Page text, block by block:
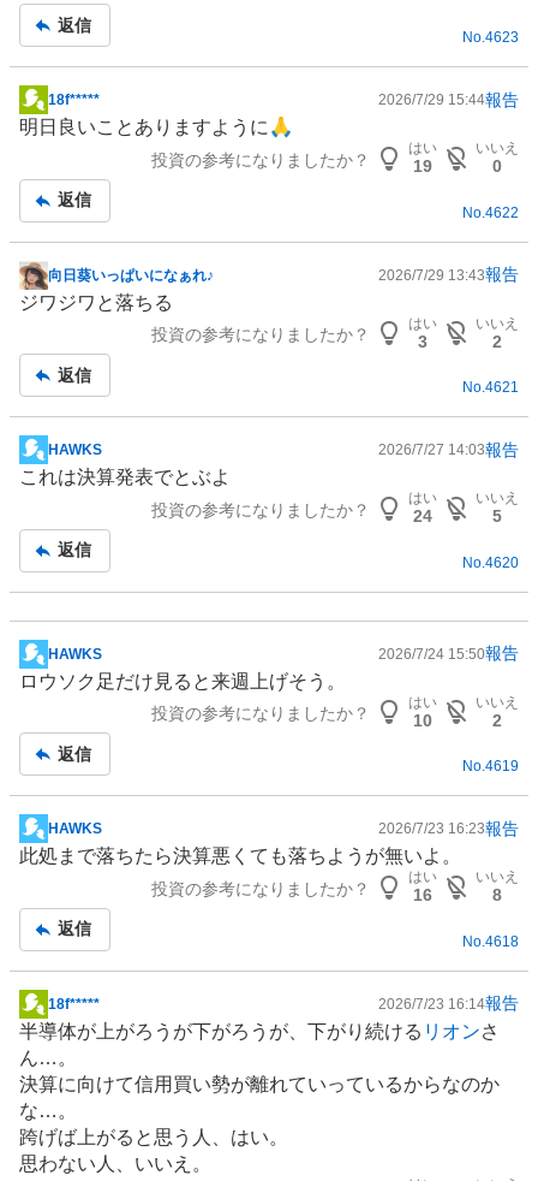
事
返信
No.4623
掲
示
事
18f***** 2026/7/29 15:44報告
明日良いことありますように🙏
投資の参考になりましたか？
はい
19
いいえ
0
返信
No. 4622
掲
示
事
向日葵いっぱいになぁれ♪ 2026/7/29 13:43報告
ジワジワと落ちる
投資の参考になりましたか？
はい
3
いいえ
2
返信
No.4621
掲
示
事
HAWKS 2026/7/27 14:03報告
これは決算発表でとぶよ
投資の参考になりましたか？
はい
24
いいえ
5
返信
No. 4620
掲
示
事
HAWKS 2026/7/24 15:50報告
ロウソク足だけ見ると来週上げそう。
投資の参考になりましたか？
はい
10
いいえ
2
返信
No.4619
掲
示
事
HAWKS 2026/7/23 16:23報告
此処まで落ちたら決算悪くても落ちようが無いよ。
投資の参考になりましたか？
はい
16
いいえ
8
返信
No. 4618
掲
示
板
記
事
18f***** 2026/7/23 16:14報告
半導体が上がろうが下がろうが、下がり続ける リオンさ
ん…。
決算に向けて信用買い勢が離れていっているからなのか
な…。
跨げば上がると思う人、はい。
思わない人、いいえ。